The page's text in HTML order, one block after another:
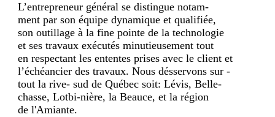
L’entrepreneur général se distingue notam-
ment par son équipe dynamique et qualifiée,
son outillage à la fine pointe de la technologie
et ses travaux exécutés minutieusement tout
en respectant les ententes prises avec le client et
l’échéancier des travaux. Nous désservons sur -
tout la rive- sud de Québec soit: Lévis, Belle-
chasse, Lotbi-nière, la Beauce, et la région
de l'Amiante.